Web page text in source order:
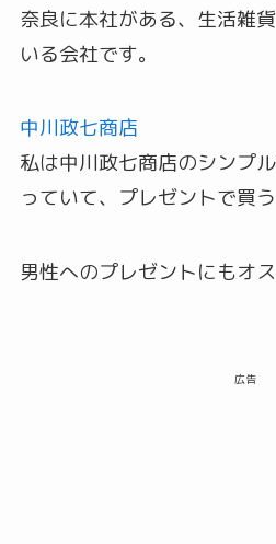
奈良に本社がある、生活雑
いる会社です。
中川政七商店
私は中川政七商店のシンプ
っていて、プレゼントで買
男性へのプレゼントにもオス
広告